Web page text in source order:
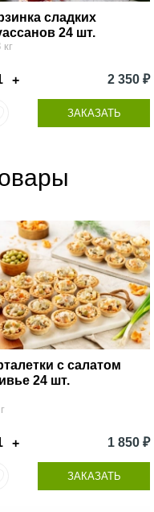
сладких
24 шт.
кг
+ 2 350 ₽
ЗАКАЗАТЬ
с салатом
24 шт.
+ 1 850 ₽
ЗАКАЗАТЬ